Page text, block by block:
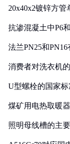
20x40x2镀锌方
抗渗混凝土中P6
法兰PN25和PN16
消费者对洗衣机
U型螺栓的国家标
煤矿用电热取暖
照明母线槽的主